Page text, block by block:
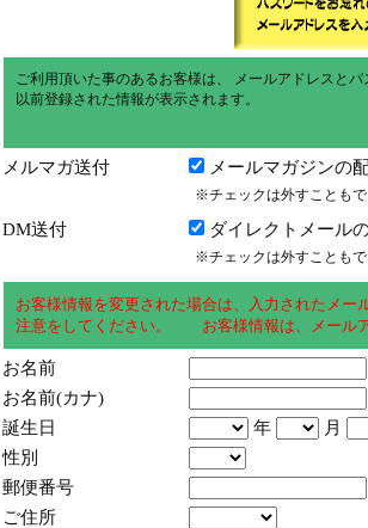
ご利用頂いた事のあるお客様は、 メールアドレスと
以前登録された情報が表示されます。
メルマガ送付 メールマガジンの
※チェックは外すことも
DM送付 ダイレクトメール
※チェックは外すことも
お客様情報を変更された場合は、入力されたメ
注意をしてください。 お客様情報は、メール
お名前
お名前(カナ)
誕生日
年
月
性別
郵便番号
ご住所